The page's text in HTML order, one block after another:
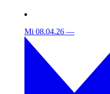
Mi 08.04.26 —